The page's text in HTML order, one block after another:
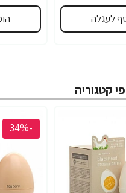
לעגלה
קטגוריה
-34%